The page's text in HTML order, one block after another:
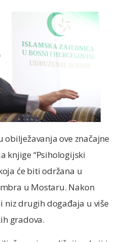
obilježavanja ove značajne
knjige “Psihologijski
će biti održana u
u Mostaru. Nakon
niz drugih događaja u više
gradova.